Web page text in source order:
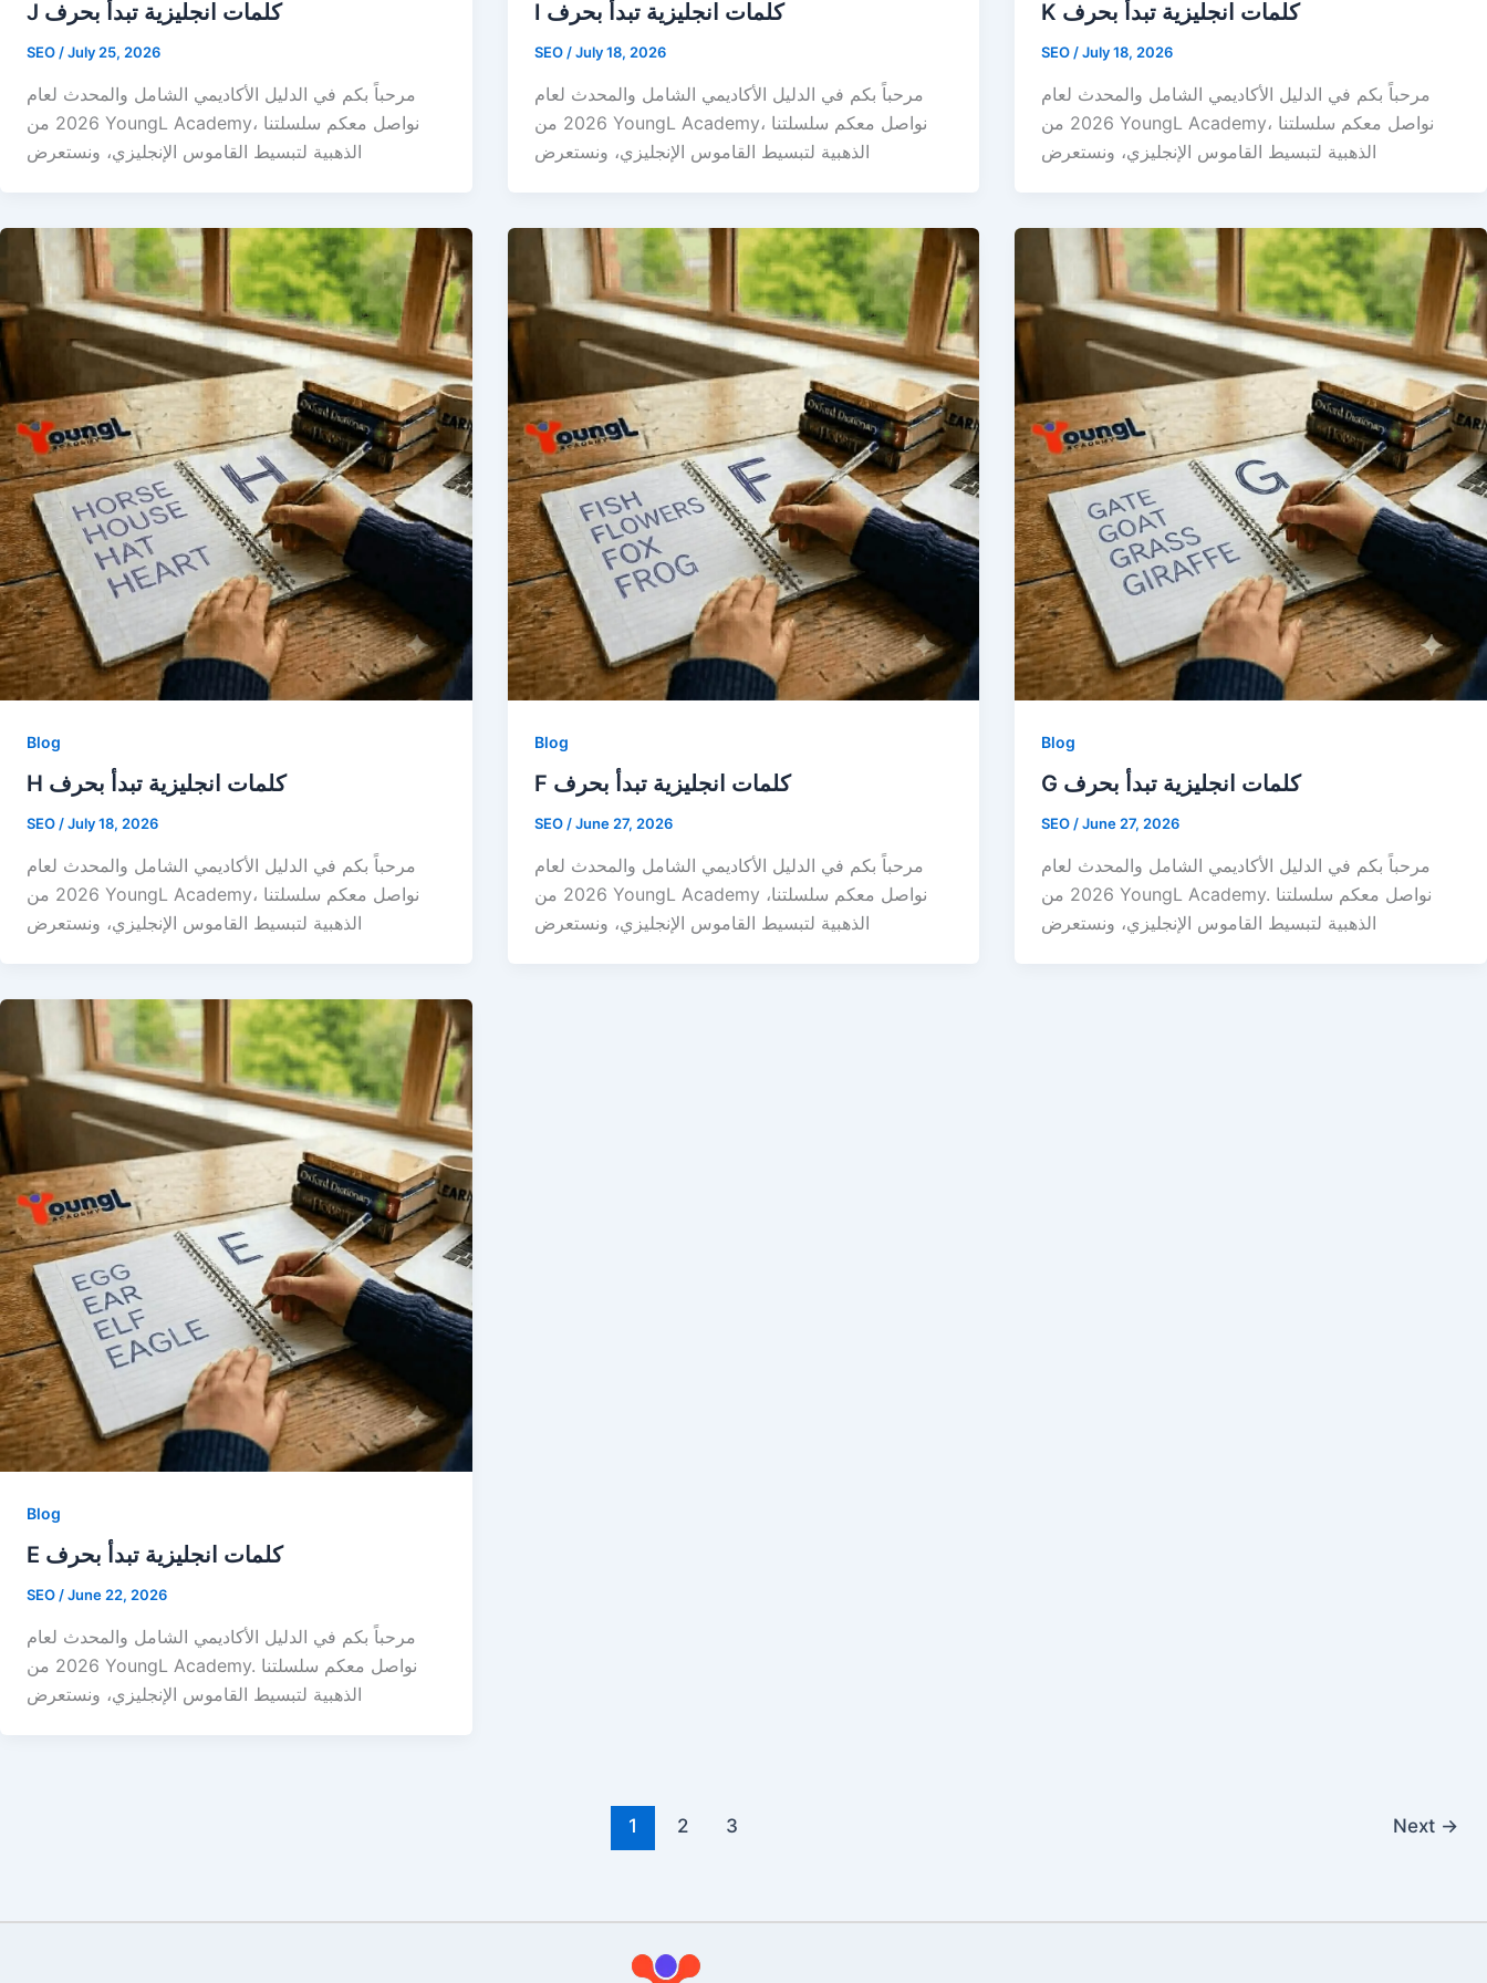
J كلمات انجليزية تبدأ بحرف
SEO/July 25, 2026
مرحباً بكم في الدليل الأكاديمي الشامل والمحدث لعام
2026 من YoungL Academy، نواصل معكم سلسلتنا
الذهبية لتبسيط القاموس الإنجليزي، ونستعرض
I كلمات انجليزية تبدأ بحرف
SEO/July 18, 2026
مرحباً بكم في الدليل الأكاديمي الشامل والمحدث لعام
2026 من YoungL Academy، نواصل معكم سلسلتنا
الذهبية لتبسيط القاموس الإنجليزي، ونستعرض
K كلمات انجليزية تبدأ بحرف
SEO/July 18, 2026
مرحباً بكم في الدليل الأكاديمي الشامل والمحدث لعام
2026 من YoungL Academy، نواصل معكم سلسلتنا
الذهبية لتبسيط القاموس الإنجليزي، ونستعرض
Blog
H كلمات انجليزية تبدأ بحرف
SEO/July 18, 2026
مرحباً بكم في الدليل الأكاديمي الشامل والمحدث لعام
2026 من YoungL Academy، نواصل معكم سلسلتنا
الذهبية لتبسيط القاموس الإنجليزي، ونستعرض
Blog
F كلمات انجليزية تبدأ بحرف
SEO/June 27, 2026
مرحباً بكم في الدليل الأكاديمي الشامل والمحدث لعام
2026 من YoungL Academy ،نواصل معكم سلسلتنا
الذهبية لتبسيط القاموس الإنجليزي، ونستعرض
Blog
G كلمات انجليزية تبدأ بحرف
SEO/June 27, 2026
مرحباً بكم في الدليل الأكاديمي الشامل والمحدث لعام
2026 من YoungL Academy. نواصل معكم سلسلتنا
الذهبية لتبسيط القاموس الإنجليزي، ونستعرض
Blog
E كلمات انجليزية تبدأ بحرف
SEO/June 22, 2026
مرحباً بكم في الدليل الأكاديمي الشامل والمحدث لعام
2026 من YoungL Academy. نواصل معكم سلسلتنا
الذهبية لتبسيط القاموس الإنجليزي، ونستعرض
1 2 3 Next →